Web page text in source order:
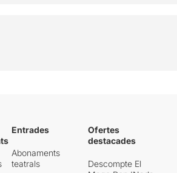
Entrades
Abonaments
teatrals
Ofertes
destacades
Descompte El